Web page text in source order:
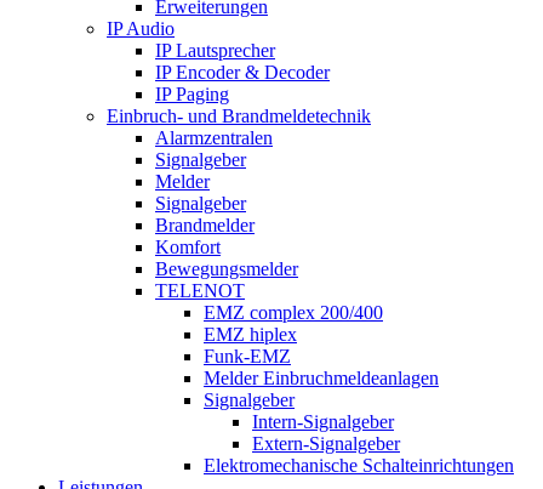
Erweiterungen
IP Audio
IP Lautsprecher
IP Encoder & Decoder
IP Paging
Einbruch- und Brandmeldetechnik
Alarmzentralen
Signalgeber
Melder
Signalgeber
Brandmelder
Komfort
Bewegungsmelder
TELENOT
EMZ complex 200/400
EMZ hiplex
Funk-EMZ
Melder Einbruchmeldeanlagen
Signalgeber
Intern-Signalgeber
Extern-Signalgeber
Elektromechanische Schalteinrichtungen